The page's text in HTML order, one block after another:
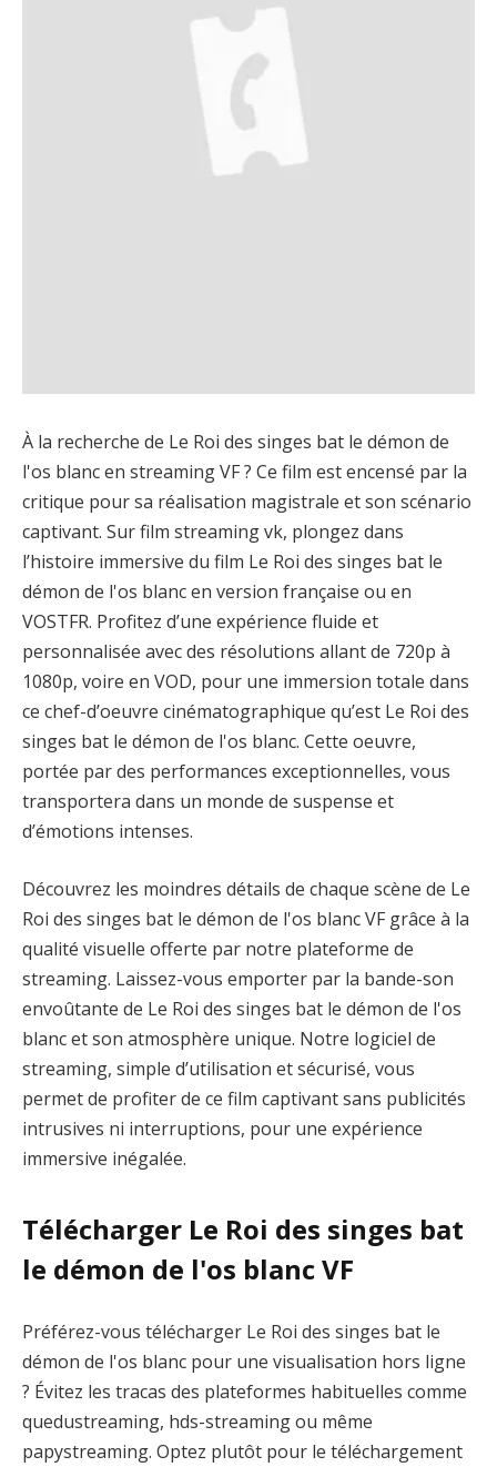
À la recherche de Le Roi des singes bat le démon de
l'os blanc en streaming VF ? Ce film est encensé par la
critique pour sa réalisation magistrale et son scénario
captivant. Sur film streaming vk, plongez dans
l’histoire immersive du film Le Roi des singes bat le
démon de l'os blanc en version française ou en
VOSTFR. Profitez d’une expérience fluide et
personnalisée avec des résolutions allant de 720p à
1080p, voire en VOD, pour une immersion totale dans
ce chef-d’oeuvre cinématographique qu’est Le Roi des
singes bat le démon de l'os blanc. Cette oeuvre,
portée par des performances exceptionnelles, vous
transportera dans un monde de suspense et
d’émotions intenses.
Découvrez les moindres détails de chaque scène de Le
Roi des singes bat le démon de l'os blanc VF grâce à la
qualité visuelle offerte par notre plateforme de
streaming. Laissez-vous emporter par la bande-son
envoûtante de Le Roi des singes bat le démon de l'os
blanc et son atmosphère unique. Notre logiciel de
streaming, simple d’utilisation et sécurisé, vous
permet de profiter de ce film captivant sans publicités
intrusives ni interruptions, pour une expérience
immersive inégalée.
Télécharger Le Roi des singes bat
le démon de l'os blanc VF
Préférez-vous télécharger Le Roi des singes bat le
démon de l'os blanc pour une visualisation hors ligne
? Évitez les tracas des plateformes habituelles comme
quedustreaming, hds-streaming ou même
papystreaming. Optez plutôt pour le téléchargement